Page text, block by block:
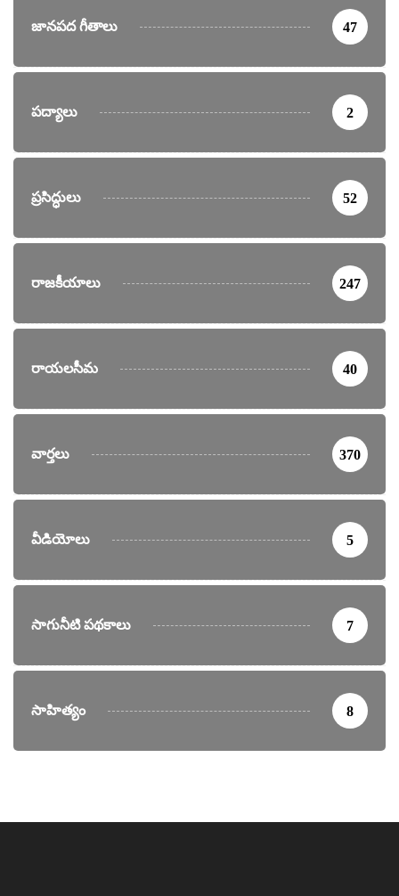
జానపద గీతాలు 47
పద్యాలు 2
ప్రసిద్ధులు 52
రాజకీయాలు 247
రాయలసీమ 40
వార్తలు 370
వీడియోలు 5
సాగునీటి పథకాలు 7
సాహిత్యం 8